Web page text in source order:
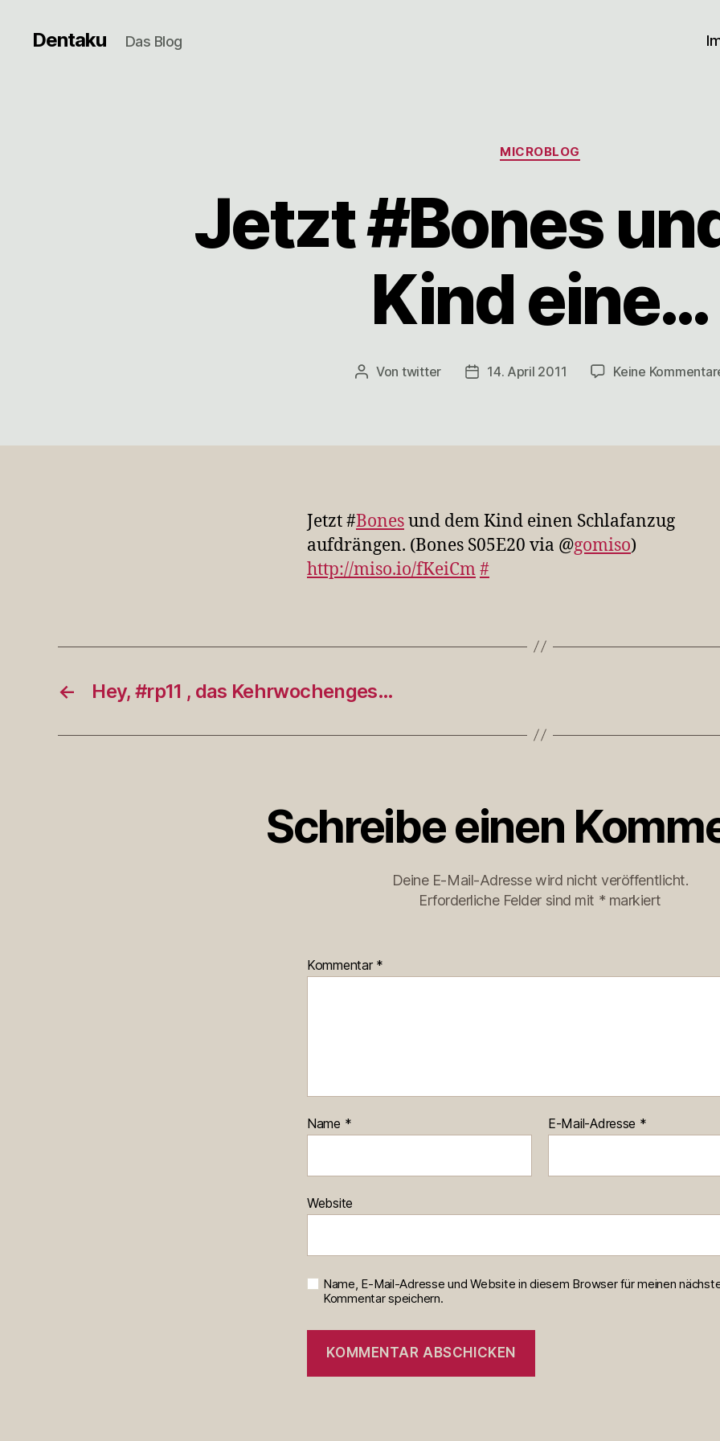
Dentaku Das Blog
Kategorien
MICROBLOG
Jetzt #Bones
Kind eine…
Beitragsautor
Von twitter Veröffentlichungsdatum
14. April 2011 Keine
Jetzt #Bonesund dem Kind einen Schlafanzug
aufdrängen. (Bones S05E20 via @gomiso)
http://miso.io/fKeiCm#
← Hey, #rp11 , das Kehrwochenges…
Schreibe einen
Deine E-Mail-Adresse wird nicht veröffentlicht.
Erforderliche Felder sind mit * markiert
Kommentar *
Name * E-Mail-Adresse *
Website
Name, E-Mail-Adresse und Website in diesem Browser für meinen
Kommentar speichern.